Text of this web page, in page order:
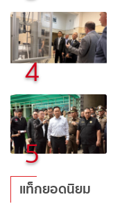
4
5
แท็กยอดนิยม